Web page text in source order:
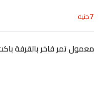
7جنيه
معمول تمر فاخر بالقرفة باكت 2